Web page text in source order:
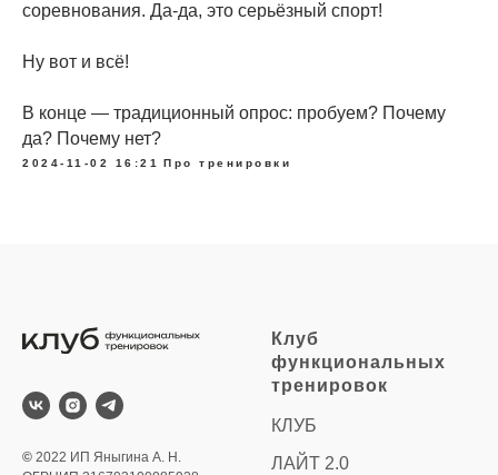
соревнования. Да-да, это серьёзный спорт!
Ну вот и всё!
В конце — традиционный опрос: пробуем? Почему
да? Почему нет?
2024-11-02 16:21 Про тренировки
© 2022 ИП Яныгина А. Н.
Клуб
функциональных
тренировок
КЛУБ
ЛАЙТ 2.0